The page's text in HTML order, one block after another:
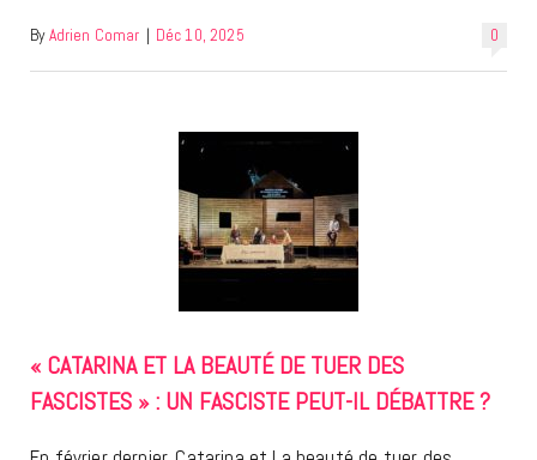
0
By Adrien Comar | Déc 10, 2025
« CATARINA ET LA BEAUTÉ DE TUER DES
FASCISTES » : UN FASCISTE PEUT-IL DÉBATTRE ?